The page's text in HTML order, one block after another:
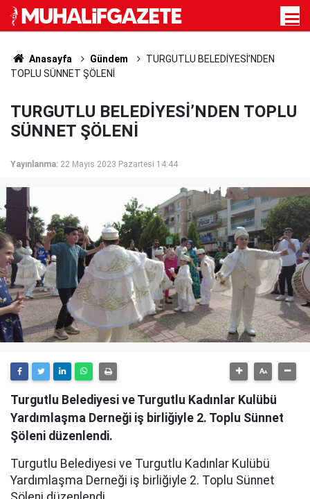
Anasayfa Gündem
TURGUTLU BELEDİYESİ’NDEN
TOPLU SÜNNET ŞÖLENİ
TURGUTLU BELEDİYESİ’NDEN TOPLU
SÜNNET ŞÖLENİ
Yayınlanma: 22 Mayıs 2023 Pazartesi 14:44
Turgutlu Belediyesi ve Turgutlu Kadınlar Kulübü
Yardımlaşma Derneği iş birliğiyle 2. Toplu Sünnet
Şöleni düzenlendi.
Turgutlu Belediyesi ve Turgutlu Kadınlar Kulübü
Yardımlaşma Derneği iş birliğiyle 2. Toplu Sünnet